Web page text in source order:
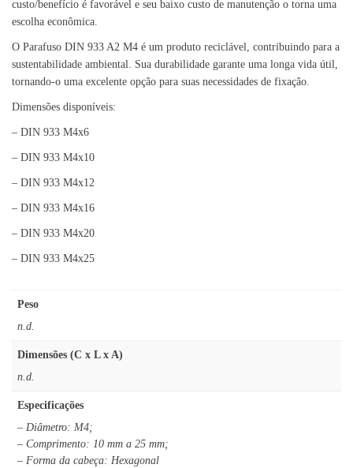
custo/benefício é favorável e seu baixo custo de manutenção o torna uma
escolha econômica.
O Parafuso DIN 933 A2 M4 é um produto reciclável, contribuindo para a
sustentabilidade ambiental. Sua durabilidade garante uma longa vida útil,
tornando-o uma excelente opção para suas necessidades de fixação.
Dimensões disponíveis:
– DIN 933 M4x6
– DIN 933 M4x10
– DIN 933 M4x12
– DIN 933 M4x16
– DIN 933 M4x20
– DIN 933 M4x25
Peso
n.d.
Dimensões (C x L x A)
n.d.
Especificações
– Diâmetro: M4;
– Comprimento: 10 mm a 25 mm;
– Forma da cabeça: Hexagonal